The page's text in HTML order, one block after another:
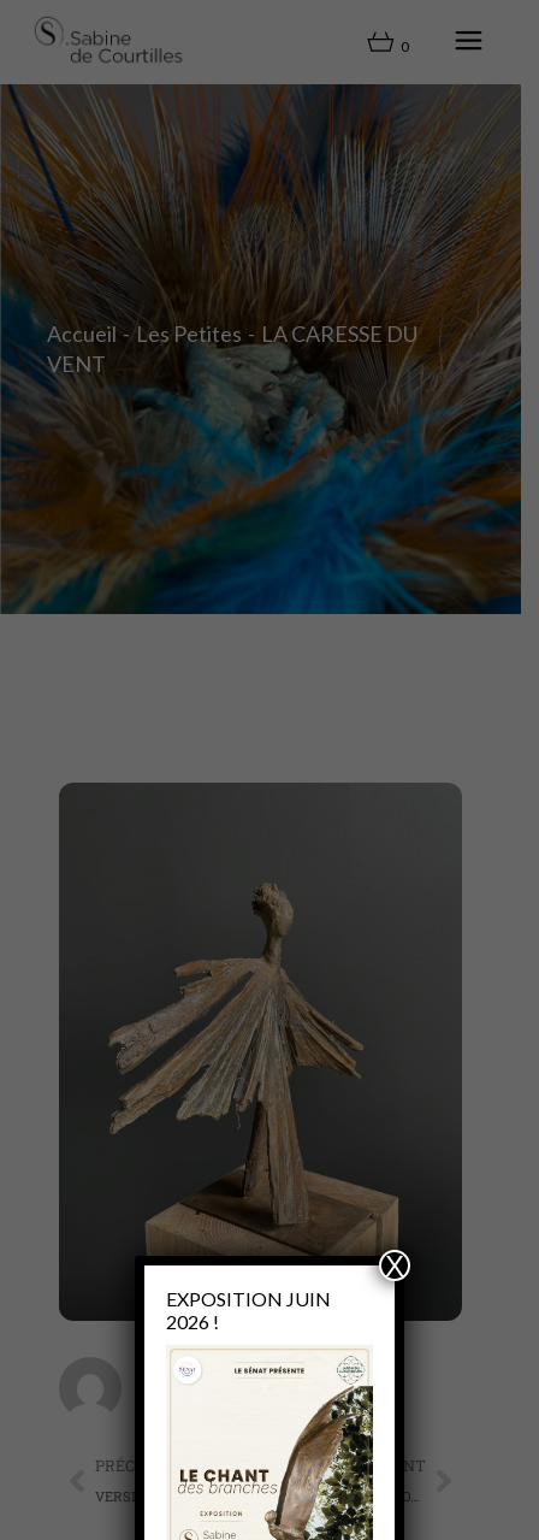
0
Accueil Les Petites
LA CARESSE DU
VENT
Sabine de Courtilles
PRÉCÉDENT
VERSION NUMERIQUE : Livre d’art LES NERVURES DE L’AME
SUIVANT
PETITE GRAINE D’AMOUR
EXPOSITION JUIN
2026 !
X